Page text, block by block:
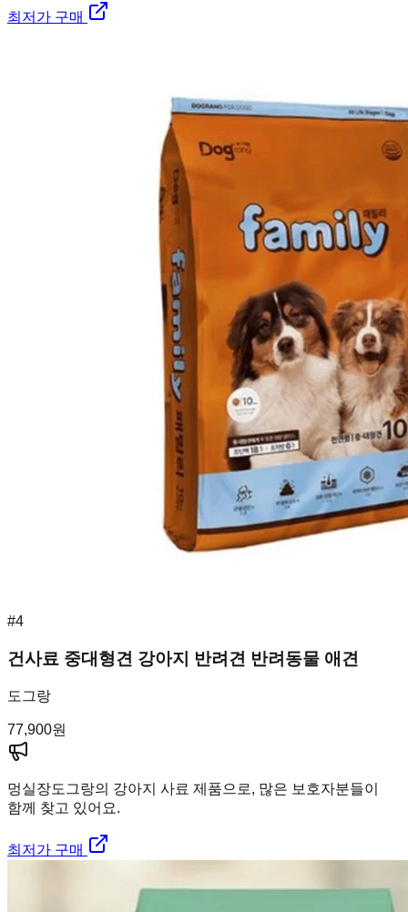
최저가 구매
#4
건사료 중대형견 강아지 반려견 반려동물 애견
도그랑
77,900원
멍실장도그랑의 강아지 사료 제품으로, 많은 보호자분들이
함께 찾고 있어요.
최저가 구매